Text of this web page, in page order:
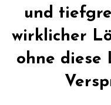
und
wirklicher
ohne diese